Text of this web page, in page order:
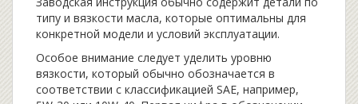
типу и вязкости масла, которые оптимальны для
конкретной модели и условий эксплуатации.
Особое внимание следует уделить уровню
вязкости, который обычно обозначается в
соответствии с классификацией SAE, например,